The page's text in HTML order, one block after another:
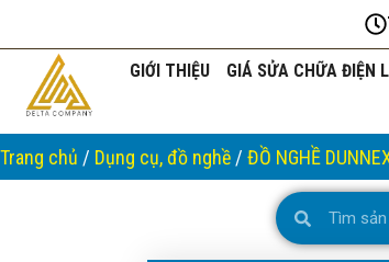
dung
GIỚI THIỆU GIÁ SỬA CHỮA ĐIỆN
Trang chủ / Dụng cụ, đồ nghề / ĐỒ NGHỀ
SearchSearch